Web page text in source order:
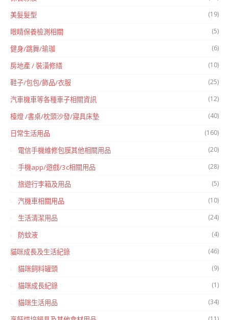
美髮髮型 (19)
眼睛保養檢測相關 (5)
健身/跳舞/瑜珈 (6)
房地產 / 裝潢修繕 (10)
鞋子/包包/飾品/衣服 (25)
汽車機車等各種車子相關資訊 (12)
檯燈 /書桌/枕頭沙發/寢具床墊 (40)
日常生活用品 (160)
電信手機維修包膜其他相關用品 (20)
手機app/遊戲/3c相關用品 (28)
旅遊行李箱及用品 (5)
汽機車相關用品 (10)
生活清潔用品 (24)
防蚊液 (4)
貓咪成長及生活紀錄 (46)
貓咪飼料罐頭 (9)
貓咪成長紀錄 (1)
貓咪生活用品 (34)